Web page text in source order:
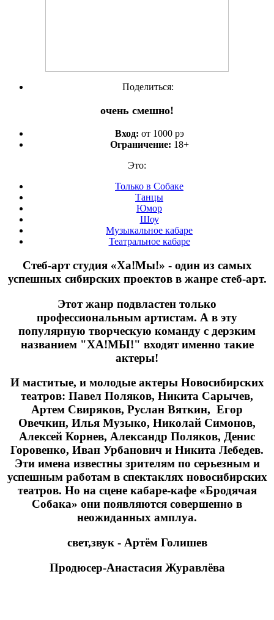
Поделиться:
очень смешно!
Вход: от 1000 рэ
Ограничение: 18+
Это:
Только в Собаке
Танцы
Юмор
Шоу
Музыкальное кабаре
Театральное кабаре
Стеб-арт студия «Ха!Мы!» - один из самых
успешных сибирских проектов в жанре стеб-арт.
Этот жанр подвластен только
профессиональным артистам. А в эту
популярную творческую команду с дерзким
названием "ХА!МЫ!" входят именно такие
актеры!
И маститые, и молодые актеры Новосибирских
театров: Павел Поляков, Никита Сарычев,
Артем Свиряков, Руслан Вяткин, Егор
Овечкин, Илья Музыко, Николай Симонов,
Алексей Корнев, Александр Поляков, Денис
Горовенко, Иван Урбанович и Никита Лебедев.
Эти имена известны зрителям по серьезным и
успешным работам в спектаклях новосибирских
театров. Но на сцене кабаре-кафе «Бродячая
Собака» они появляются совершенно в
неожиданных амплуа.
свет,звук - Артём Голишев
Продюсер-Анастасия Журавлёва